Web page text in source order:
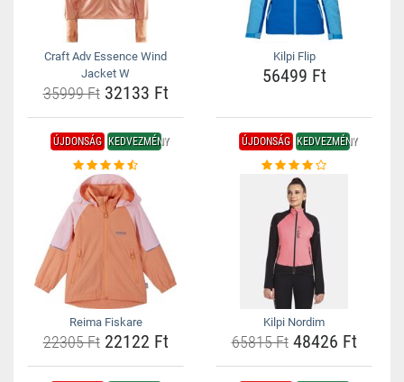
Craft Adv Essence Wind
Jacket W
35999 Ft32133 Ft
Kilpi Flip
56499 Ft
ÚJDONSÁG KEDVEZMÉNY
Reima Fiskare
22305 Ft22122 Ft
ÚJDONSÁG KEDVEZMÉNY
Kilpi Nordim
65815 Ft48426 Ft